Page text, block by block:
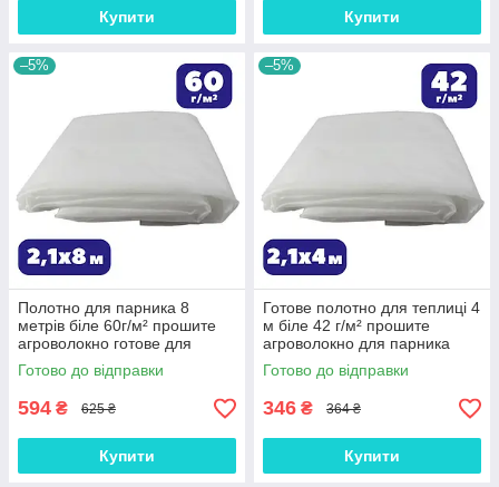
Купити Купити
–5%
Полотно для парника 8
метрів біле 60г/м² прошите
агроволокно готове для
теплиці Shadow зимово-
весняне на зиму
Готово до відправки
594 ₴ 625 ₴
Купити
–5%
Готове полотно для теплиці 4
м біле 42 г/м² прошите
агроволокно для парника
Shadow зимово-весняне на
зиму
Готово до відправки
346 ₴ 364 ₴
Купити